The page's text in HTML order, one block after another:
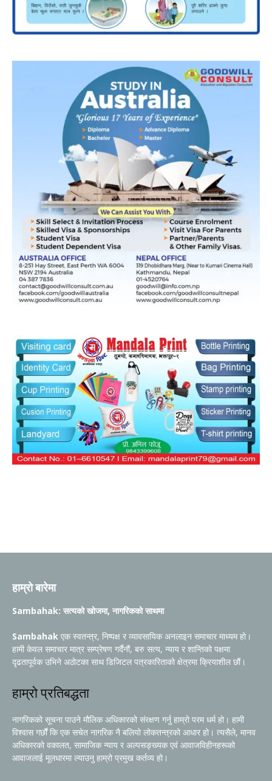
हाम्रो बारेमा
Sambahak: सत्यको खोजमा, नागरिकको साथमा
Sambahak एक स्वतन्त्र, निष्पक्ष र व्यावसायिक अनलाइन समाचार माध्यम हो।
हामी केवल समाचार मात्र सम्प्रेषण गर्दैनौं, बरु सत्य, न्याय र शान्तिको पक्षमा
दृढतापूर्वक उभिने अठोटका साथ डिजिटल पत्रकारिताको क्षेत्रमा क्रियाशील छौं।
हाम्रो प्रतिबद्धता
नागरिकको सूचना पाउने मौलिक अधिकारको संरक्षण गर्नु हाम्रो परम धर्म हो। हामी
विश्वास गर्छौं कि एक सचेत नागरिक नै बलियो लोकतन्त्रको आधार हो। त्यसैले, मानव
अधिकारको वकालत, सामाजिक न्याय र अल्पसङ्ख्यक एवं आवाजविहीनहरूको
आवाजलाई मूलधारमा ल्याउनु हाम्रो प्रमुख कर्तव्य हो।